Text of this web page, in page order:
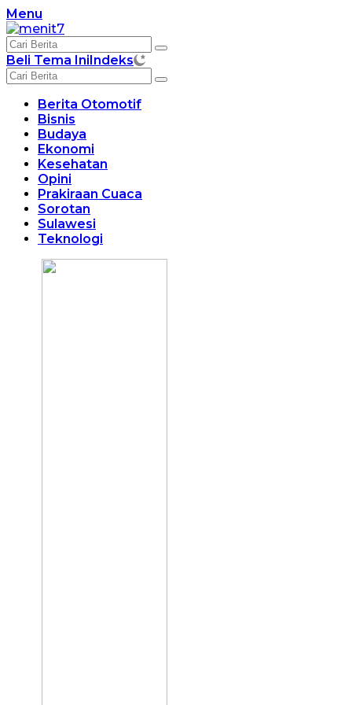
Langsung
ke
konten
Menu
Beli Tema IniIndeks
Berita Otomotif
Bisnis
Budaya
Ekonomi
Kesehatan
Opini
Prakiraan Cuaca
Sorotan
Sulawesi
Teknologi